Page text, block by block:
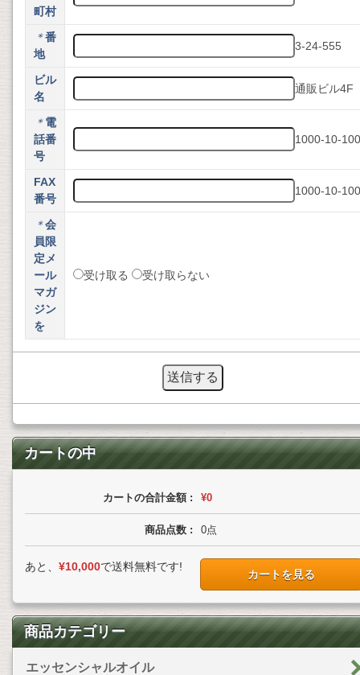
町村
＊番
地
3-24-555
ビル
名
通販ビル4F
＊電
話番
号
1000-10-
FAX
番号
1000-10-
＊会
員限
定メ
ール
マガ
ジン
を
受け取る 受け取らない
カートの中
カートの合計金額 : ¥0
商品点数 : 0点
あと、 ¥10,000で送料無料です!
カートを見る
商品カテゴリー
エッセンシャルオイル